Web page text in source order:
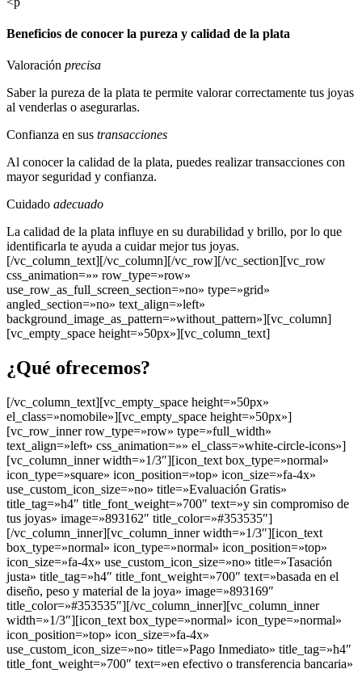
Beneficios de conocer la pureza y calidad de la plata
Valoración precisa
Saber la pureza de la plata te permite valorar correctamente tus joyas
al venderlas o asegurarlas.
Confianza en sus transacciones
Al conocer la calidad de la plata, puedes realizar transacciones con
mayor seguridad y confianza.
Cuidado adecuado
La calidad de la plata influye en su durabilidad y brillo, por lo que
identificarla te ayuda a cuidar mejor tus joyas.
[/vc_column_text][/vc_column][/vc_row][/vc_section][vc_row
css_animation=»» row_type=»row»
use_row_as_full_screen_section=»no» type=»grid»
angled_section=»no» text_align=»left»
background_image_as_pattern=»without_pattern»][vc_column]
[vc_empty_space height=»50px»][vc_column_text]
¿Qué ofrecemos?
[/vc_column_text][vc_empty_space height=»50px»
el_class=»nomobile»][vc_empty_space height=»50px»]
[vc_row_inner row_type=»row» type=»full_width»
text_align=»left» css_animation=»» el_class=»white-circle-icons»]
[vc_column_inner width=»1/3″][icon_text box_type=»normal»
icon_type=»square» icon_position=»top» icon_size=»fa-4x»
use_custom_icon_size=»no» title=»Evaluación Gratis»
title_tag=»h4″ title_font_weight=»700″ text=»y sin compromiso de
tus joyas» image=»893162″ title_color=»#353535″]
[/vc_column_inner][vc_column_inner width=»1/3″][icon_text
box_type=»normal» icon_type=»normal» icon_position=»top»
icon_size=»fa-4x» use_custom_icon_size=»no» title=»Tasación
justa» title_tag=»h4″ title_font_weight=»700″ text=»basada en el
diseño, peso y material de la joya» image=»893169″
title_color=»#353535″][/vc_column_inner][vc_column_inner
width=»1/3″][icon_text box_type=»normal» icon_type=»normal»
icon_position=»top» icon_size=»fa-4x»
use_custom_icon_size=»no» title=»Pago Inmediato» title_tag=»h4″
title_font_weight=»700″ text=»en efectivo o transferencia bancaria»